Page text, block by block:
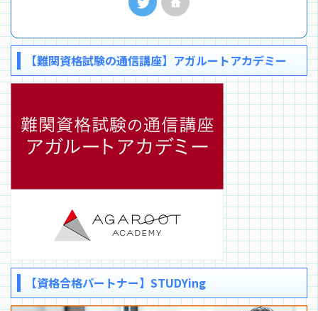
【難関資格試験の通信講座】アガルートアカデミー
【資格合格パートナー】STUDYing